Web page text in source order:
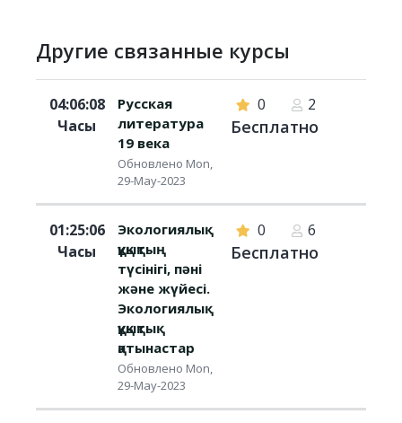
Другие связанные курсы
04:06:08
Часы
Русская
литература
19 века
Обновлено Mon,
29-May-2023
0 2
Бесплатно
01:25:06
Часы
Экологиялық
құқықтың
түсінігі, пәні
және жүйесі.
Экологиялық
құқықтық
қатынастар
Обновлено Mon,
29-May-2023
0 6
Бесплатно